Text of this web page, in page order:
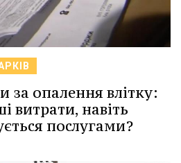
за опалення влітку:
витрати, навіть
послугами?